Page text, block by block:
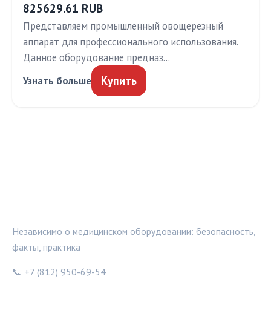
825629.61 RUB
Представляем промышленный овощерезный
аппарат для профессионального использования.
Данное оборудование предназ…
Узнать больше Купить
Независимо о медицинском оборудовании: безопасность,
факты, практика
📞 +7 (812) 950-69-54